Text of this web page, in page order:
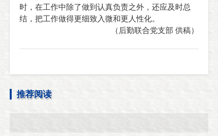
时，在工作中除了做到认真负责之外，还应及时总
结，把工作做得更细致入微和更人性化。
（后勤联合党支部 供稿）
推荐阅读